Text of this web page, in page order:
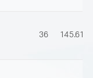
36 145.61